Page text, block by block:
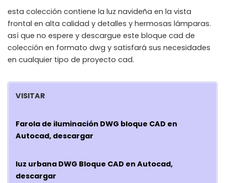
esta colección contiene la luz navideña en la vista
frontal en alta calidad y detalles y hermosas lámparas.
así que no espere y descargue este bloque cad de
colección en formato dwg y satisfará sus necesidades
en cualquier tipo de proyecto cad.
VISITAR
Farola de iluminación DWG bloque CAD en
Autocad, descargar
luz urbana DWG Bloque CAD en Autocad,
descargar